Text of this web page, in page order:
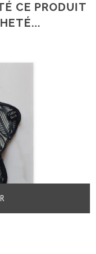
CE PRODUIT